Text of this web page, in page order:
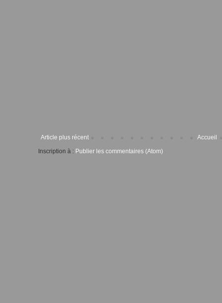
Article plus récent
Accueil
Inscription à : Publier les commentaires (Atom)